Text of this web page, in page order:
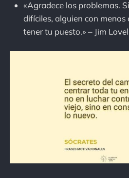
«Agradece los problemas.
difíciles, alguien con
tener tu puesto.» – Jim